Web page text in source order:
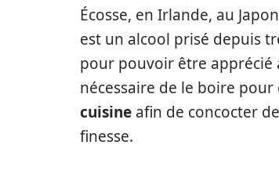
Écosse, en Irlande, au
est un alcool prisé depuis
pour pouvoir être apprécié
nécessaire de le boire pour
cuisine afin de concocter
finesse.